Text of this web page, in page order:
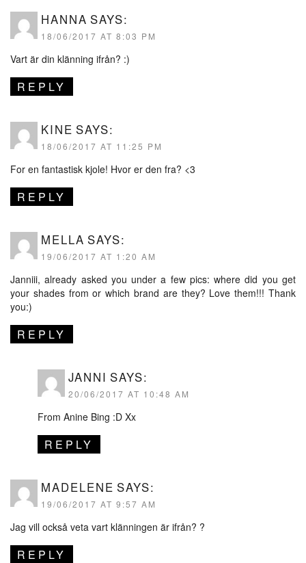
HANNA SAYS:
18/06/2017 AT 8:03 PM
Vart är din klänning ifrån? :)
REPLY
KINE SAYS:
18/06/2017 AT 11:25 PM
For en fantastisk kjole! Hvor er den fra? <3
REPLY
MELLA SAYS:
19/06/2017 AT 1:20 AM
Janniii, already asked you under a few pics: where did you get
your shades from or which brand are they? Love them!!! Thank
you:)
REPLY
JANNI SAYS:
20/06/2017 AT 10:48 AM
From Anine Bing :D Xx
REPLY
MADELENE SAYS:
19/06/2017 AT 9:57 AM
Jag vill också veta vart klänningen är ifrån? ?
REPLY